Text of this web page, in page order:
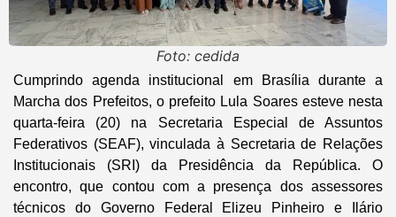
Foto: cedida
Cumprindo agenda institucional em Brasília durante a
Marcha dos Prefeitos, o prefeito Lula Soares esteve nesta
quarta-feira (20) na Secretaria Especial de Assuntos
Federativos (SEAF), vinculada à Secretaria de Relações
Institucionais (SRI) da Presidência da República. O
encontro, que contou com a presença dos assessores
técnicos do Governo Federal Elizeu Pinheiro e Ilário